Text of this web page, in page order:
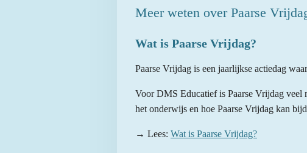
Meer weten over Paarse
Wat is Paarse Vrijdag?
Paarse Vrijdag is een jaarlijkse actiedag
Voor DMS Educatief is Paarse Vrijdag veel
het onderwijs en hoe Paarse Vrijdag kan
→ Lees: Wat is Paarse Vrijdag?